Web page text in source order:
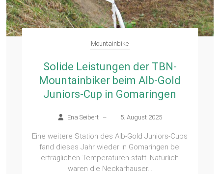
Mountainbike
Solide Leistungen der TBN-
Mountainbiker beim Alb-Gold
Juniors-Cup in Gomaringen
Ena Seibert – 5. August 2025
Eine weitere Station des Alb-Gold Juniors-Cups
fand dieses Jahr wieder in Gomaringen bei
erträglichen Temperaturen statt. Natürlich
waren die Neckarhäuser...